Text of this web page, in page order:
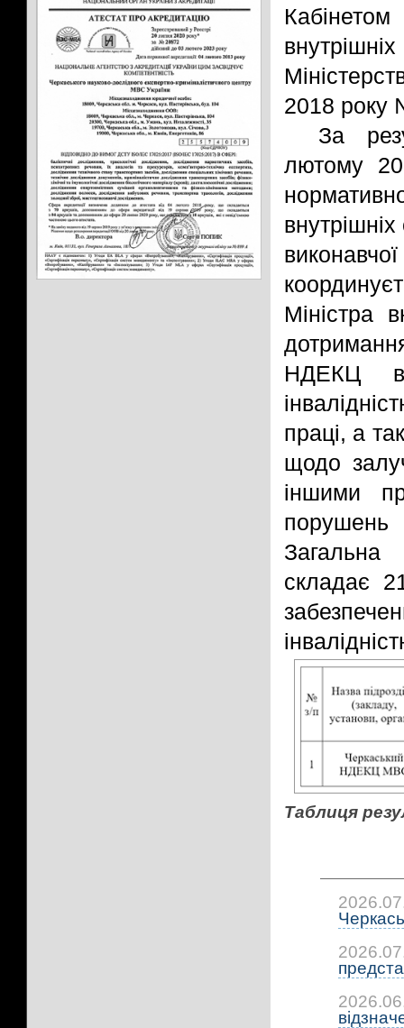
2018 року
За
лютому
Міністра
НДЕКЦ
праці, а
щодо
іншими
порушень
Загальна
складає
Таблиця